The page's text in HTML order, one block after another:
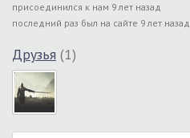
присоединился к нам 9 лет назад
последний раз был на сайте 9 лет назад
Друзья (1)